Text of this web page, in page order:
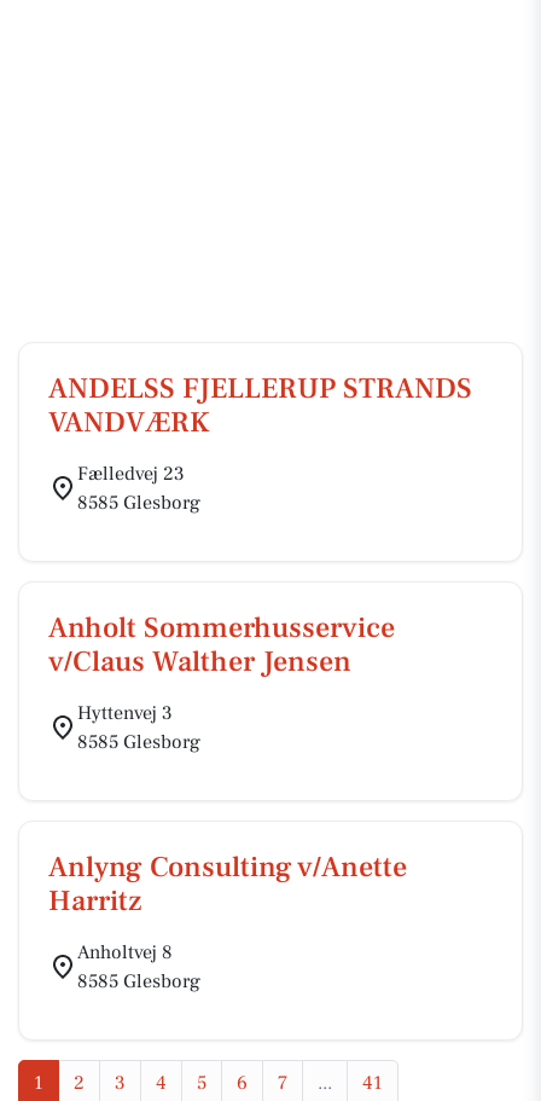
ANDELSS FJELLERUP STRANDS
VANDVÆRK
Fælledvej 23
8585 Glesborg
Anholt Sommerhusservice
v/Claus Walther Jensen
Hyttenvej 3
8585 Glesborg
Anlyng Consulting v/Anette
Harritz
Anholtvej 8
8585 Glesborg
1 2 3 4 5 6 7 ... 41